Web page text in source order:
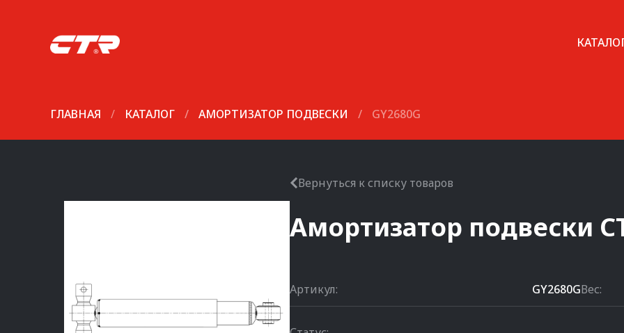
ГЛАВНАЯ / КАТАЛОГ / АМОРТИЗАТОР ПОДВЕСКИ / GY2680G
Вернуться к списку товаров
Амортизатор подвески
Артикул: GY2680GВес: